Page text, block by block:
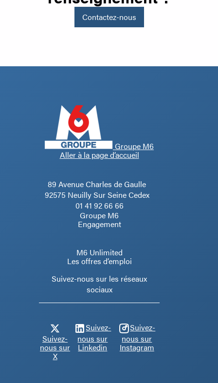
Contactez-nous
Groupe M6
Aller à la page d’accueil
89 Avenue Charles de Gaulle
92575 Neuilly Sur Seine Cedex
01 41 92 66 66
Groupe M6
Engagement
M6 Unlimited
Les offres d’emploi
Suivez-nous sur les réseaux
sociaux
Suivez-
nous sur
X
Suivez-
nous sur
Linkedin
Suivez-
nous sur
Instagram